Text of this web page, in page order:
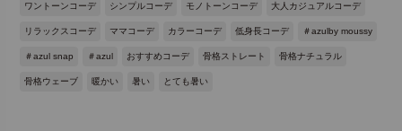
ワントーンコーデ シンプルコーデ モノトーンコーデ 大人カジュアルコーデ
リラックスコーデ ママコーデ カラーコーデ 低身長コーデ ＃azulby moussy
＃azul snap ＃azul おすすめコーデ 骨格ストレート 骨格ナチュラル
骨格ウェーブ 暖かい 暑い とても暑い